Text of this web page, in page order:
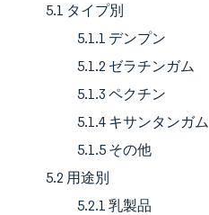
5.1 タイプ別
5.1.1 デンプン
5.1.2 ゼラチンガム
5.1.3 ペクチン
5.1.4 キサンタンガム
5.1.5 その他
5.2 用途別
5.2.1 乳製品